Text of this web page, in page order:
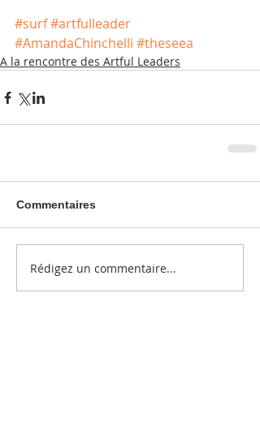
#surf#artfulleader
#AmandaChinchelli #theseea
A la rencontre des Artful Leaders
Commentaires
Rédigez un commentaire...